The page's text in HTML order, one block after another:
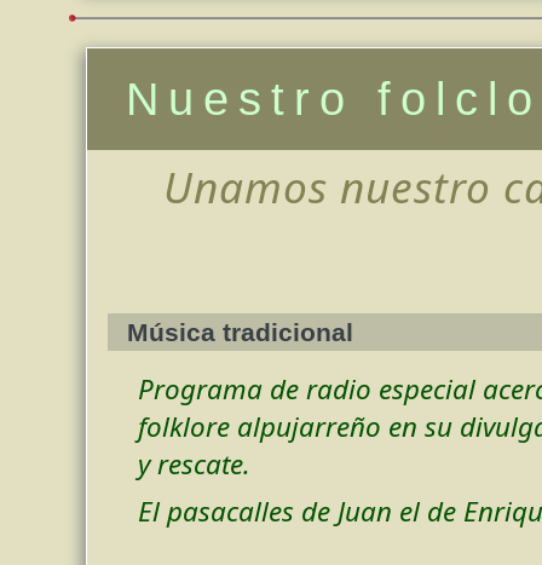
Nuestro
Unamos nuestro
Música tradicional
Programa de radio especial
folklore alpujarreño en su
y rescate.
El pasacalles de Juan el de